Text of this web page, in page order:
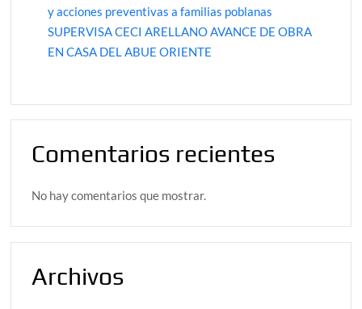
y acciones preventivas a familias poblanas
SUPERVISA CECI ARELLANO AVANCE DE OBRA
EN CASA DEL ABUE ORIENTE
Comentarios recientes
No hay comentarios que mostrar.
Archivos